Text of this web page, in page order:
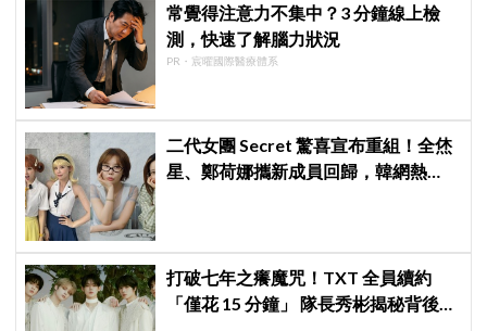
常覺得注意力不集中？3 分鐘線上檢
測，快速了解腦力狀況
PR・宸曜國際醫療體系
二代女團 Secret 驚喜宣布重組！全烋
星、鄭荷娜攜新成員回歸，韓網熱
打破七年之癢魔咒！TXT 全員續約
「僅花 15 分鐘」 隊長秀彬揭秘背後原